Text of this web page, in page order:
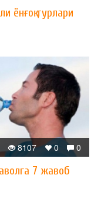
ёнғоқ турлари
0
0
8107
7 жавоб